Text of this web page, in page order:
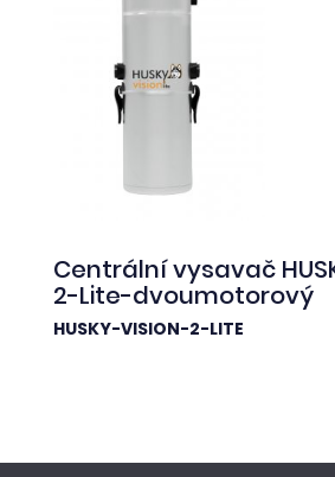
Centrální vysavač
2-Lite-dvoumotorový
HUSKY-VISION-2-LITE